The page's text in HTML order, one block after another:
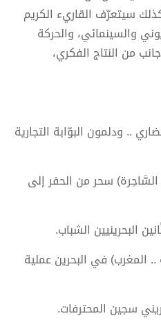
سيتعرّف القاريء الكريم
والسينمائي، والحركة
من النتاج الفكري،
.. ودلمون البوّابة التجارية
سحر من الحفر إلى
البحرينيين الشباب.
المغرب) في البحرين عملية
سجين المحترفات.